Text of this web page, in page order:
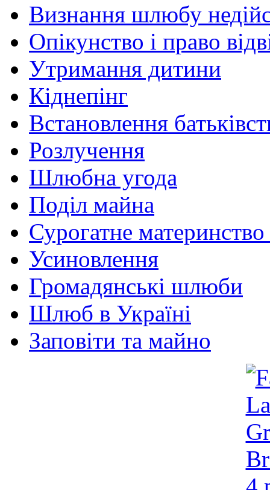
Визнання шлюбу
Опікунство і право
Утримання дитини
Кіднепінг
Встановлення
Розлучення
Шлюбна угода
Поділ майна
Сурогатне материнство
Усиновлення
Громадянські шлюби
Шлюб в Україні
Заповіти та майно